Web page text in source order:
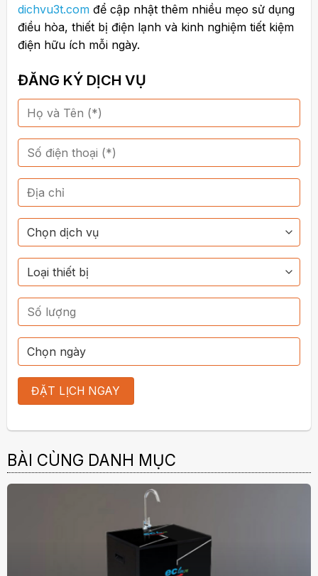
dichvu3t.comđể cập nhật thêm nhiều mẹo sử dụng
điều hòa, thiết bị điện lạnh và kinh nghiệm tiết kiệm
điện hữu ích mỗi ngày.
ĐĂNG KÝ DỊCH VỤ
BÀI CÙNG DANH MỤC